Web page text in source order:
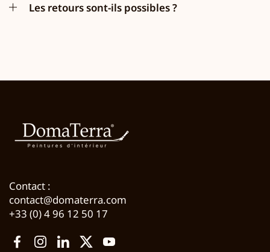
Les retours sont-ils possibles ?
Contact :
contact@domaterra.com
+33 (0) 4 96 12 50 17
FacebookInstagram
LinkedIn
TwitterYouTube